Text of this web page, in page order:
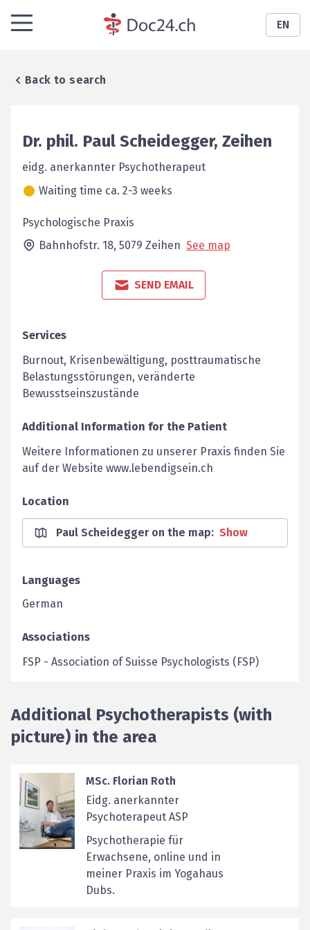
EN
Back to search
Dr. phil. Paul Scheidegger, Zeihen
eidg. anerkannter Psychotherapeut
Waiting time ca. 2-3 weeks
Psychologische Praxis
Bahnhofstr. 18, 5079 Zeihen See map
SEND EMAIL
Services
Burnout, Krisenbewältigung, posttraumatische
Belastungsstörungen, veränderte
Bewusstseinszustände
Additional Information for the Patient
Weitere Informationen zu unserer Praxis finden Sie
auf der Website www.lebendigsein.ch
Location
Paul Scheidegger on the map: Show
Languages
German
Associations
FSP - Association of Suisse Psychologists (FSP)
Additional Psychotherapists (with
picture) in the area
MSc. Florian Roth
Eidg. anerkannter
Psychoterapeut ASP
Psychotherapie für
Erwachsene, online und in
meiner Praxis im Yogahaus
Dubs.